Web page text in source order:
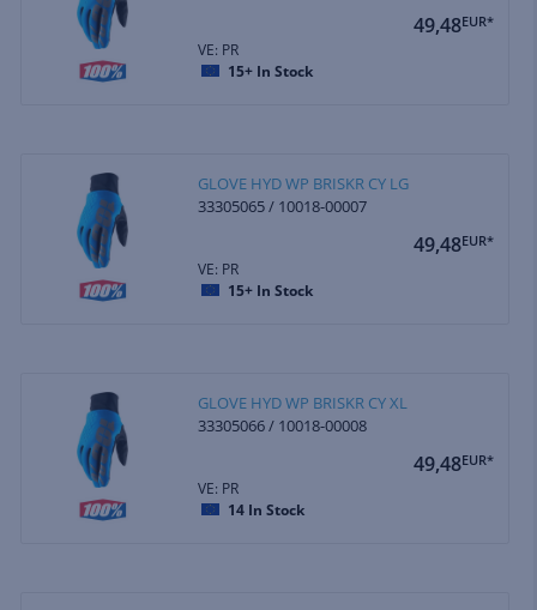
49,48EUR*
VE: PR
15+ In Stock
GLOVE HYD WP BRISKR CY LG
33305065 / 10018-00007
49,48EUR*
VE: PR
15+ In Stock
GLOVE HYD WP BRISKR CY XL
33305066 / 10018-00008
49,48EUR*
VE: PR
14 In Stock